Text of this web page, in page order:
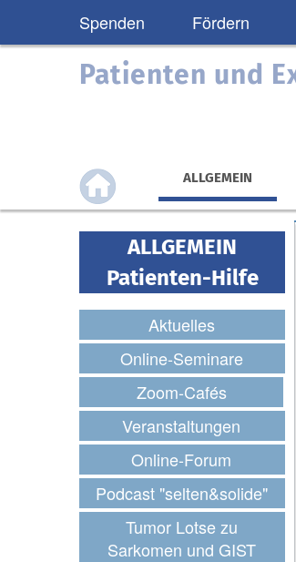
Spenden Fördern
Patienten und
ALLGEMEIN
ALLGEMEIN
Patienten-Hilfe
Aktuelles
Online-Seminare
Zoom-Cafés
Veranstaltungen
Online-Forum
Podcast "selten&solide"
Tumor Lotse zu
Sarkomen und GIST